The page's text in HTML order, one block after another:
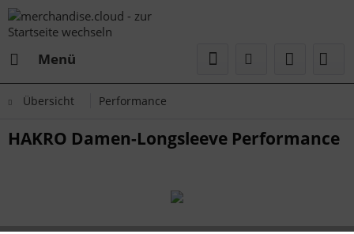
Menü
Übersicht Performance
HAKRO Damen-Longsleeve Performance